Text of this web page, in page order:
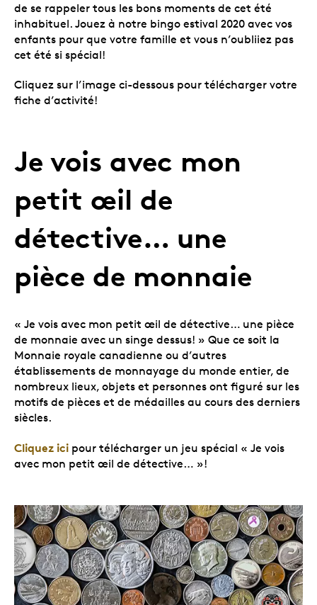
de se rappeler tous les bons moments de cet été
inhabituel. Jouez à notre bingo estival 2020 avec vos
enfants pour que votre famille et vous n’oubliiez pas
cet été si spécial!
Cliquez sur l’image ci-dessous pour télécharger votre
fiche d’activité!
Je vois avec mon
petit œil de
détective… une
pièce de monnaie
« Je vois avec mon petit œil de détective… une pièce
de monnaie avec un singe dessus! » Que ce soit la
Monnaie royale canadienne ou d’autres
établissements de monnayage du monde entier, de
nombreux lieux, objets et personnes ont figuré sur les
motifs de pièces et de médailles au cours des derniers
siècles.
Cliquez ici pour télécharger un jeu spécial « Je vois
avec mon petit œil de détective… »!